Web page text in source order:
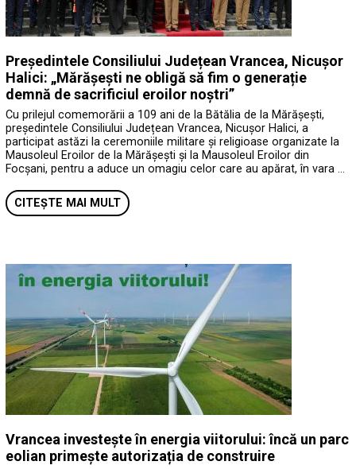
Președintele Consiliului Județean Vrancea, Nicușor
Halici: „Mărășești ne obligă să fim o generație
demnă de sacrificiul eroilor noștri”
Cu prilejul comemorării a 109 ani de la Bătălia de la Mărășești,
președintele Consiliului Județean Vrancea, Nicușor Halici, a
participat astăzi la ceremoniile militare și religioase organizate la
Mausoleul Eroilor de la Mărășești și la Mausoleul Eroilor din
Focșani, pentru a aduce un omagiu celor care au apărat, în vara …
CITEȘTE MAI MULT
Vrancea investește în energia viitorului: încă un parc
eolian primește autorizația de construire